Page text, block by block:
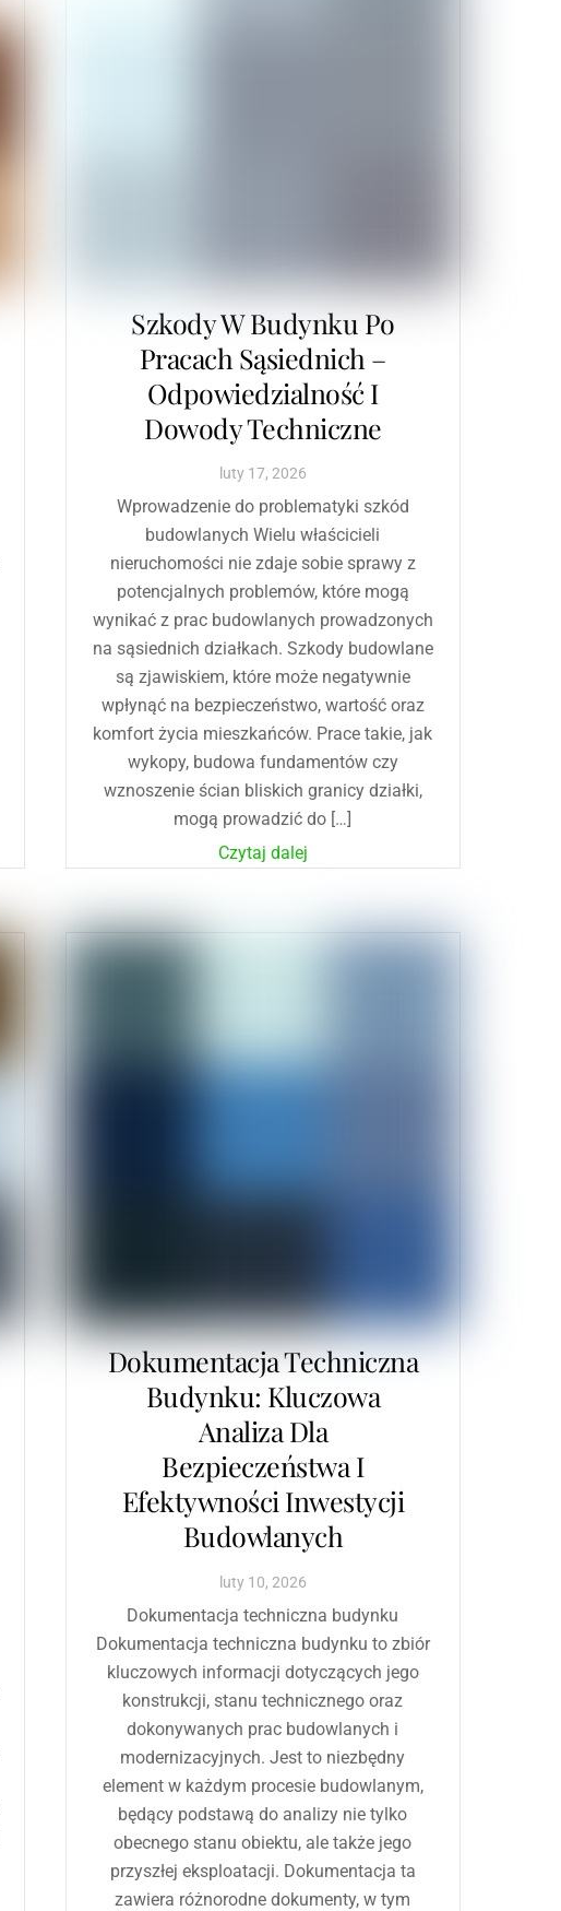
Szkody W Budynku Po
Pracach Sąsiednich –
Odpowiedzialność I
Dowody Techniczne
luty 17, 2026
Wprowadzenie do problematyki szkód
budowlanych Wielu właścicieli
nieruchomości nie zdaje sobie sprawy z
potencjalnych problemów, które mogą
wynikać z prac budowlanych prowadzonych
na sąsiednich działkach. Szkody budowlane
są zjawiskiem, które może negatywnie
wpłynąć na bezpieczeństwo, wartość oraz
komfort życia mieszkańców. Prace takie, jak
wykopy, budowa fundamentów czy
wznoszenie ścian bliskich granicy działki,
mogą prowadzić do […]
Czytaj dalej
Dokumentacja Techniczna
Budynku: Kluczowa
Analiza Dla
Bezpieczeństwa I
Efektywności Inwestycji
Budowlanych
luty 10, 2026
Dokumentacja techniczna budynku
Dokumentacja techniczna budynku to zbiór
kluczowych informacji dotyczących jego
konstrukcji, stanu technicznego oraz
dokonywanych prac budowlanych i
modernizacyjnych. Jest to niezbędny
element w każdym procesie budowlanym,
będący podstawą do analizy nie tylko
obecnego stanu obiektu, ale także jego
przyszłej eksploatacji. Dokumentacja ta
zawiera różnorodne dokumenty, w tym